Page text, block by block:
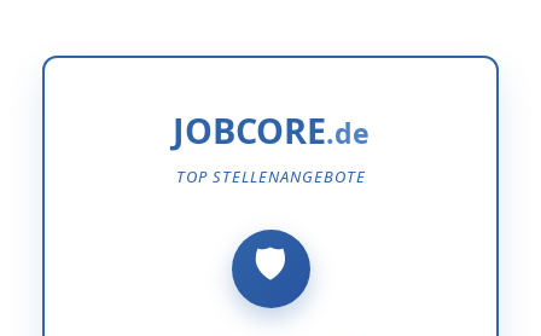
JOBCORE
TOP STELLENANGEBOTE